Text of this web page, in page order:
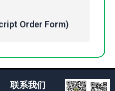
Order Form)
联系我们